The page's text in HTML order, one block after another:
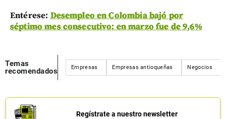
Entérese:Desempleo en Colombia bajó por
séptimo mes consecutivo: en marzo fue de 9,6%
Temas
recomendados
Empresas Empresas antioqueñas Negocios
Regístrate a nuestro newsletter